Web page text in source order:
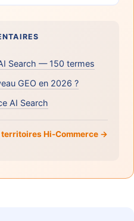
Search — 150 termes
GEO en 2026 ?
AI Search
territoires Hi-Commerce →